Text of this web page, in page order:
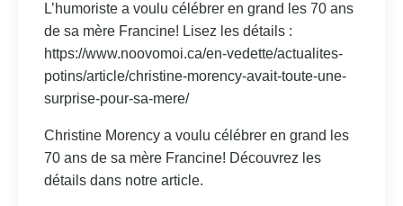
L’humoriste a voulu célébrer en grand les 70 ans
de sa mère Francine! Lisez les détails :
https://www.noovomoi.ca/en-vedette/actualites-
potins/article/christine-morency-avait-toute-une-
surprise-pour-sa-mere/
Christine Morency a voulu célébrer en grand les
70 ans de sa mère Francine! Découvrez les
détails dans notre article.